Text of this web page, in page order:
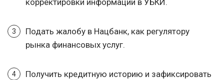
корректировки информации в УБКИ.
Подать жалобу в Нацбанк, как регулятору
рынка финансовых услуг.
Получить кредитную историю и зафиксировать